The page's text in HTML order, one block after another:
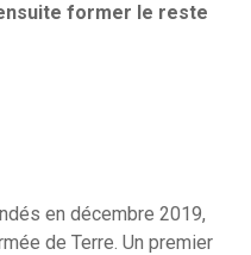
former le reste
en décembre 2019,
de Terre. Un premier